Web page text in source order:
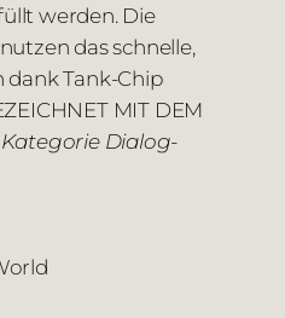
werden. Die
das schnelle,
dank Tank-Chip
MIT DEM
Dialog-